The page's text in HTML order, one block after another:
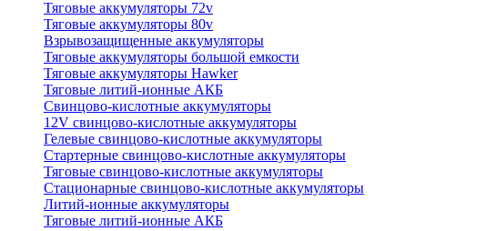
Тяговые аккумуляторы 72v
Тяговые аккумуляторы 80v
Взрывозащищенные аккумуляторы
Тяговые аккумуляторы большой емкости
Тяговые аккумуляторы Hawker
Тяговые литий-ионные АКБ
Свинцово-кислотные аккумуляторы
12V свинцово-кислотные аккумуляторы
Гелевые свинцово-кислотные аккумуляторы
Стартерные свинцово-кислотные аккумуляторы
Тяговые свинцово-кислотные аккумуляторы
Стационарные свинцово-кислотные аккумуляторы
Литий-ионные аккумуляторы
Тяговые литий-ионные АКБ